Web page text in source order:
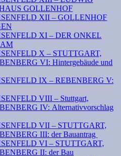
GOLLENHOF
XII – GOLLENHOF
XI – DER ONKEL
X – STUTTGART,
VI: Hintergebäude und
IX – REBENBERG V:
VIII – Stuttgart,
IV: Alternativvorschlag
VII – STUTTGART,
III: der Bauantrag
VI – STUTTGART,
II: der Bau